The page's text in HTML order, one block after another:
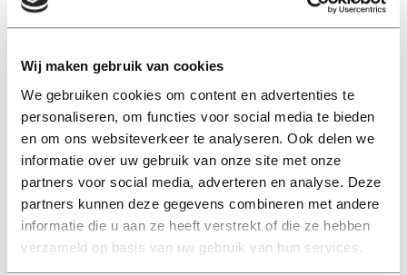
Wij maken gebruik van cookies
We gebruiken cookies om content en advertenties te
personaliseren, om functies voor social media te bieden
en om ons websiteverkeer te analyseren. Ook delen we
informatie over uw gebruik van onze site met onze
partners voor social media, adverteren en analyse. Deze
partners kunnen deze gegevens combineren met andere
informatie die u aan ze heeft verstrekt of die ze hebben
verzameld op basis van uw gebruik van hun services.
je de typeringen niet nemen (wij van Univers houden
natuurlijk niet van hokjesdenken), maar ‘ik ben een
Grup’ is wel een heel geschikt cadeautje voor onder de
Van Vliet Uitgevers | november 2011, prijs 14,95 euro. ISBN
978-90-78263-00-5